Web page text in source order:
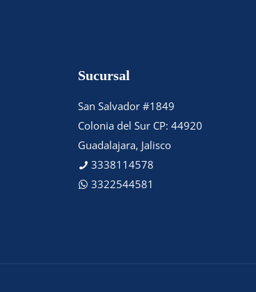
Sucursal
San Salvador #1849
Colonia del Sur CP: 44920
Guadalajara, Jalisco
3338114578
3322544581